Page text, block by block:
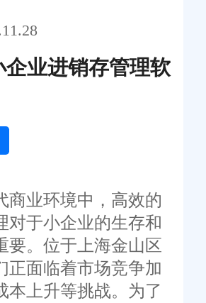
企业进销存管理软
业环境中，高效的
对于小企业的生存和
要。位于上海金山区
正面临着市场竞争加
本上升等挑战。为了